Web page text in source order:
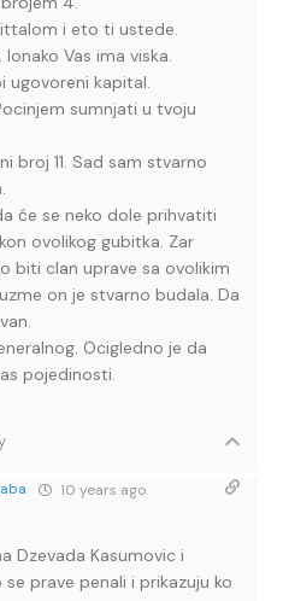
i eto ti ustede.
Vas ima viska.
ugovoreni kapital.
sumnjati u tvoju
broj 11. Sad sam stvarno
će se neko dole prihvatiti
ovolikog gubitka. Zar
biti clan uprave sa ovolikim
on je stvarno budala. Da
Ocigledno je da
pojedinosti.
10 years ago
Dzevada Kasumovic i
se prave penali i prikazuju ko